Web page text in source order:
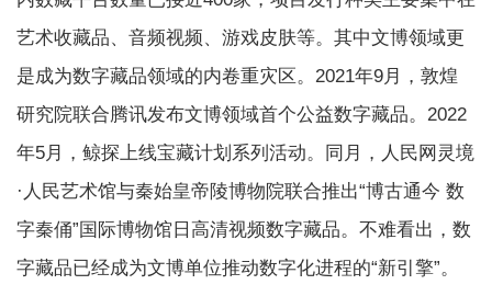
艺术收藏品、音频视频、游戏皮肤等。其中文博领域更
是成为数字藏品领域的内卷重灾区。2021年9月，敦煌
研究院联合腾讯发布文博领域首个公益数字藏品。2022
年5月，鲸探上线宝藏计划系列活动。同月，人民网灵境
·人民艺术馆与秦始皇帝陵博物院联合推出“博古通今 数
字秦俑”国际博物馆日高清视频数字藏品。不难看出，数
字藏品已经成为文博单位推动数字化进程的“新引擎”。